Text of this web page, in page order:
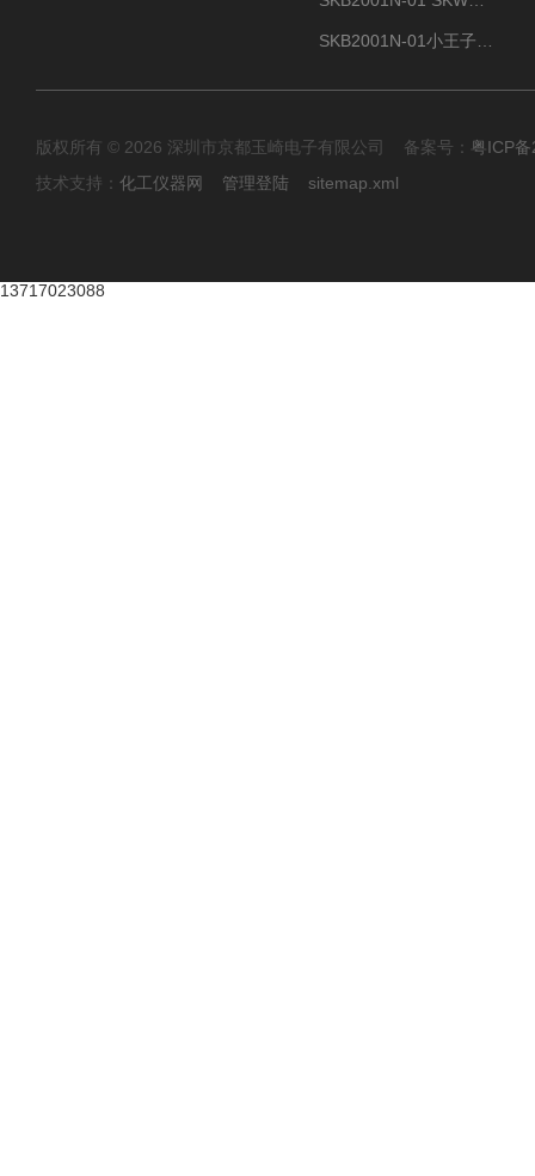
版权所有 © 2026 深圳市京都玉崎电子有限公司 备案号： 粤ICP
技术支持： 化工仪器网 管理登陆 sitemap.xml
13717023088